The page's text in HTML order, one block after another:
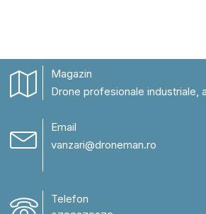
Magazin
Drone profesionale industriale,
Email
vanzari@droneman.ro
Telefon